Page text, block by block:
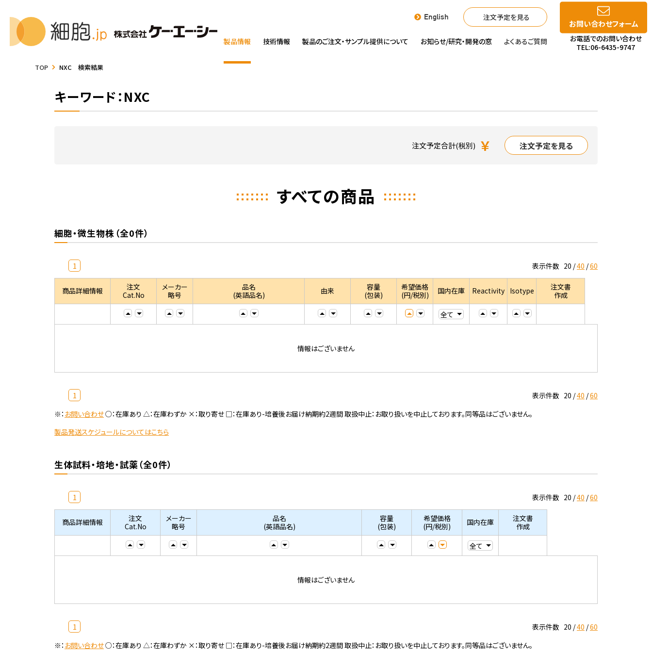
English 注文予定を見る
製品情報 技術情報 製品のご注文・サンプル提供について お知らせ/研究・開発の窓 よくあるご質問
お問い合わせフォーム
お電話でのお問い合わせ
TEL:06-6435-9747
TOP NXC 検索結果
キーワード：NXC
注文予定合計(税別) ￥ 注文予定を見る
すべての商品
細胞・微生物株（全0件）
1 表示件数 20 40 60
商品詳細情報
注文
Cat.No
メーカー
略号
品名
(英語品名)
由来
容量
(包装)
希望価格
(円/税別)
国内在庫 Reactivity Isotype
注文書
作成
情報はございません
1 表示件数 20 40 60
※： お問い合わせ○：在庫あり △：在庫わずか ×：取り寄せ □：在庫あり-培養後お届け納期約2週間 取扱中止：お取り扱いを中止しております。同等品はございません。
製品発送スケジュールについてはこちら
生体試料・培地・試薬（全0件）
1 表示件数 20 40 60
商品詳細情報
注文
Cat.No
メーカー
略号
品名
(英語品名)
容量
(包装)
希望価格
(円/税別)
国内在庫
注文書
作成
情報はございません
1 表示件数 20 40 60
※： お問い合わせ○：在庫あり △：在庫わずか ×：取り寄せ □：在庫あり-培養後お届け納期約2週間 取扱中止：お取り扱いを中止しております。同等品はございません。